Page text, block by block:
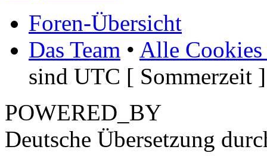
Foren-Übersicht
Das Team • Alle Cookies
sind UTC [ Sommerzeit ]
POWERED_BY
Deutsche Übersetzung